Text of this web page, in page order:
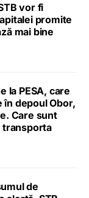
vor fi
promite
mai bine
la PESA, care
în depoul Obor,
Care sunt
transporta
de